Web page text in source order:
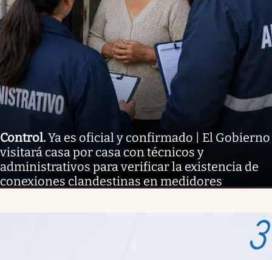
Control.Ya es oficial y confirmado | El Gobierno
visitará casa por casa con técnicos y
administrativos para verificar la existencia de
conexiones clandestinas en medidores